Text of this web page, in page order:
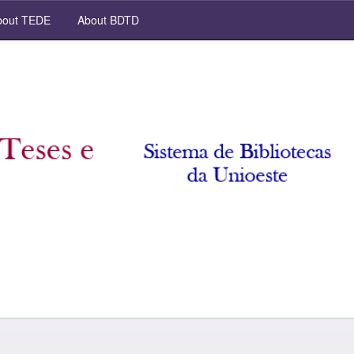
TEDE About BDTD